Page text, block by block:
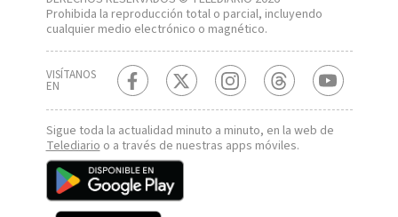
Prohibida la reproducción total o parcial, incluyendo
cualquier medio electrónico o magnético.
VISÍTANOS
EN
Sigue toda la actualidad minuto a minuto, en la web de
Telediarioo a través de nuestras apps móviles.